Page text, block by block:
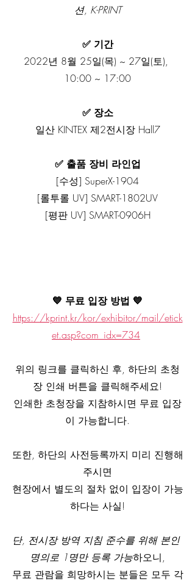
션, K-PRINT
✅ 기간
2022년 8월 25일(목) ~ 27일(토),
10:00 ~ 17:00
✅ 장소
일산 KINTEX 제2전시장 Hall7
✅ 출품 장비 라인업
[수성] SuperX-1904
[롤투롤 UV] SMART-1802UV
[평판 UV] SMART-0906H
💙 무료 입장 방법 💙
https://kprint.kr/kor/exhibitor/mail/etick
et.asp?com_idx=734
위의 링크를 클릭하신 후, 하단의 초청
장 인쇄 버튼을 클릭해주세요!
인쇄한 초청장을 지참하시면 무료 입장
이 가능합니다.
또한, 하단의 사전등록까지 미리 진행해
주시면
현장에서 별도의 절차 없이 입장이 가능
하다는 사실!
단, 전시장 방역 지침 준수를 위해 본인
명의로 1명만 등록 가능하오니,
무료 관람을 희망하시는 분들은 모두 각